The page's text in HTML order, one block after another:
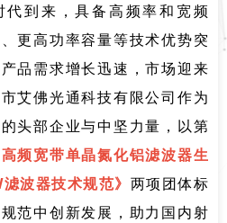
到来，具备高频率和宽频
更高功率容量等技术优势突
品需求增长迅速，市场迎来
艾佛光通科技有限公司作为
头部企业与中坚力量，以第
高频宽带单晶氮化铝滤波器生
滤波器技术规范》 两项团体标
范中创新发展，助力国内射